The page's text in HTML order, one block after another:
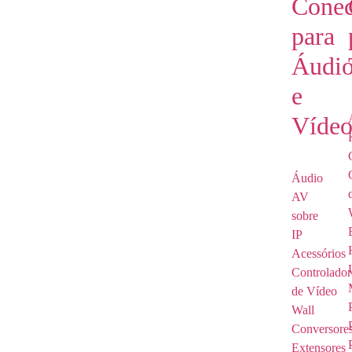
para
e
Vídeo
Áudio
AV
sobre
IP
Acessórios
de Vídeo
Wall
Extensores